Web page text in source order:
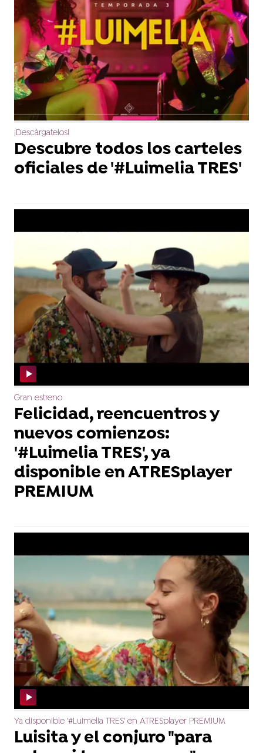
¡Descárgatelos!
Descubre todos los carteles
oficiales de '#Luimelia TRES'
Gran estreno
Felicidad, reencuentros y
nuevos comienzos:
'#Luimelia TRES', ya
disponible en ATRESplayer
PREMIUM
Ya disponible '#Luimelia TRES' en ATRESplayer PREMIUM
Luisita y el conjuro "para